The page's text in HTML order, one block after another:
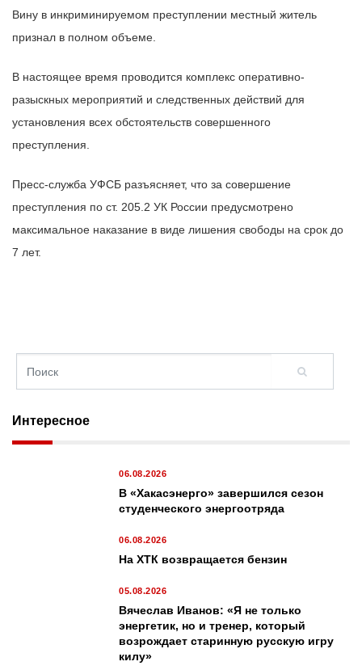
Вину в инкриминируемом преступлении местный житель
признал в полном объеме.
В настоящее время проводится комплекс оперативно-
разыскных мероприятий и следственных действий для
установления всех обстоятельств совершенного
преступления.
Пресс-служба УФСБ разъясняет, что за совершение
преступления по ст. 205.2 УК России предусмотрено
максимальное наказание в виде лишения свободы на срок до
7 лет.
Интересное
06.08.2026
В «Хакасэнерго» завершился сезон
студенческого энергоотряда
06.08.2026
На ХТК возвращается бензин
05.08.2026
Вячеслав Иванов: «Я не только
энергетик, но и тренер, который
возрождает старинную русскую игру
килу»